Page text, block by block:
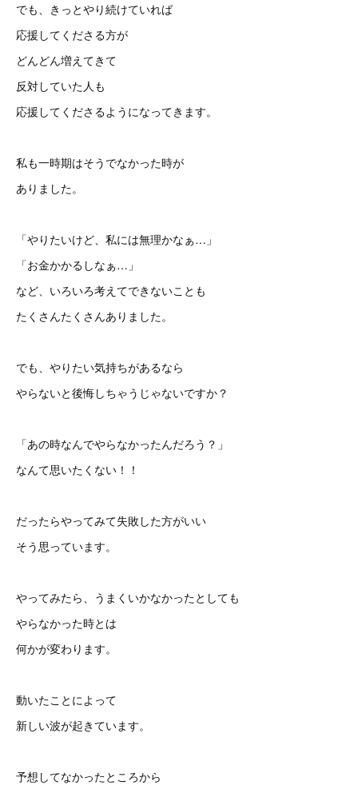
でも、きっとやり続けていれば
応援してくださる方が
どんどん増えてきて
反対していた人も
応援してくださるようになってきます。
私も一時期はそうでなかった時が
ありました。
「やりたいけど、私には無理かなぁ…」
「お金かかるしなぁ…」
など、いろいろ考えてできないことも
たくさんたくさんありました。
でも、やりたい気持ちがあるなら
やらないと後悔しちゃうじゃないですか？
「あの時なんでやらなかったんだろう？」
なんて思いたくない！！
だったらやってみて失敗した方がいい
そう思っています。
やってみたら、うまくいかなかったとしても
やらなかった時とは
何かが変わります。
動いたことによって
新しい波が起きています。
予想してなかったところから